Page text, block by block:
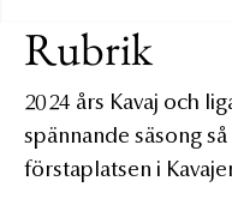
Rubrik
2024 års Kavaj och
spännande säsong
förstaplatsen i